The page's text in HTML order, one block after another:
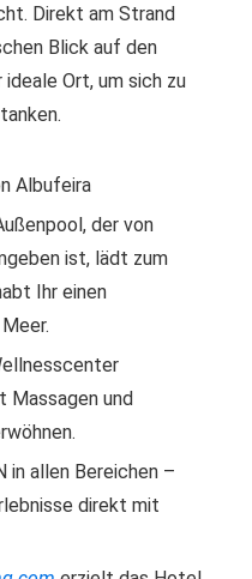
Direkt am Strand
Blick auf den
Ort, um sich zu
Albufeira
der von
ist, lädt zum
Ihr einen
Massagen und
in allen Bereichen –
direkt mit